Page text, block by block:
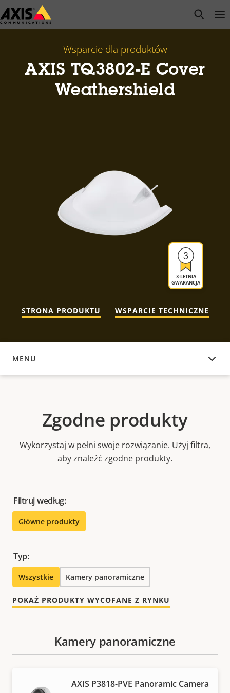
Przejdź
do
open
Wsparcie dla produktów
AXIS TQ3802-E Cover
Weathershield
3-LETNIA
GWARANCJA
STRONA PRODUKTU WSPARCIE TECHNICZNE
MENU
ZGODNE PRODUKTY
Zgodne produkty
Wykorzystaj w pełni swoje rozwiązanie. Użyj filtra,
aby znaleźć zgodne produkty.
Filtruj według:
Główne produkty
Typ:
Wszystkie Kamery panoramiczne
POKAŻ PRODUKTY WYCOFANE Z RYNKU
Kamery panoramiczne
AXIS P3818-PVE Panoramic Camera